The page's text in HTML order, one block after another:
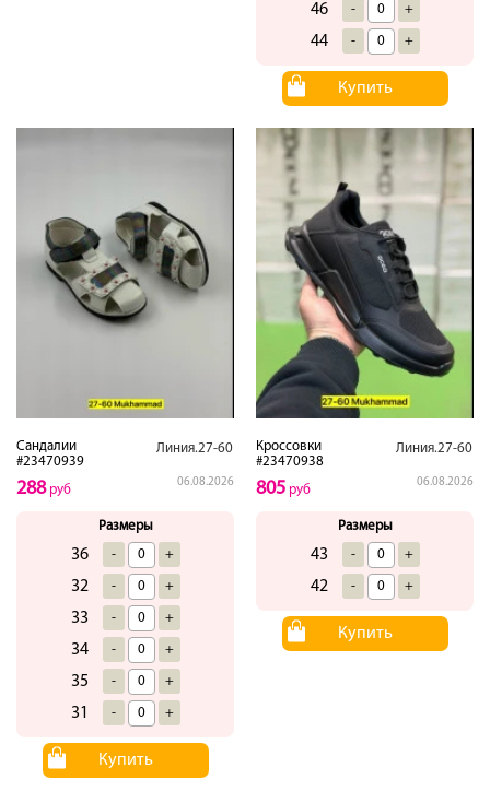
46 - +
44 - +
Купить
Сандалии
#23470939
Линия.27-60
06.08.2026
288руб
Размеры
36 - +
32 - +
33 - +
34 - +
35 - +
31 - +
Купить
Кроссовки
#23470938
Линия.27-60
06.08.2026
805 руб
Размеры
43 - +
42 - +
Купить